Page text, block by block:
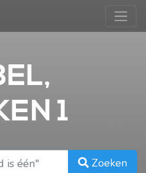
1
Zoeken